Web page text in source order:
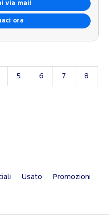
via mail
ora
5 6 7 8
Usato Promozioni